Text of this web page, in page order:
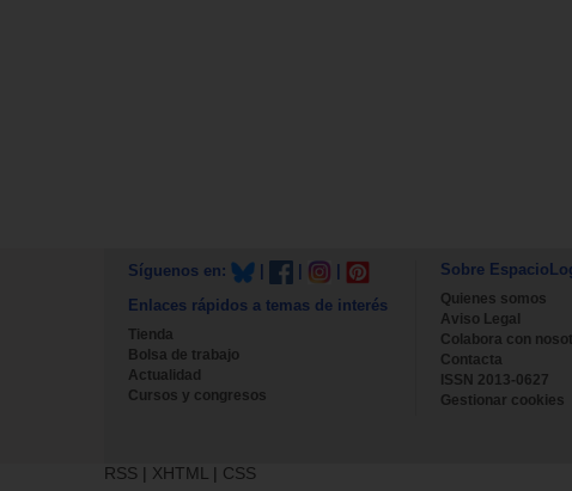
Síguenos en:
Enlaces rápidos a temas de interés
Tienda
Bolsa de trabajo
Actualidad
Cursos y congresos
Sobre
Quienes somos
Aviso Legal
Colabora con
Contacta
ISSN 2013-0627
Gestionar cookies
RSS | XHTML | CSS